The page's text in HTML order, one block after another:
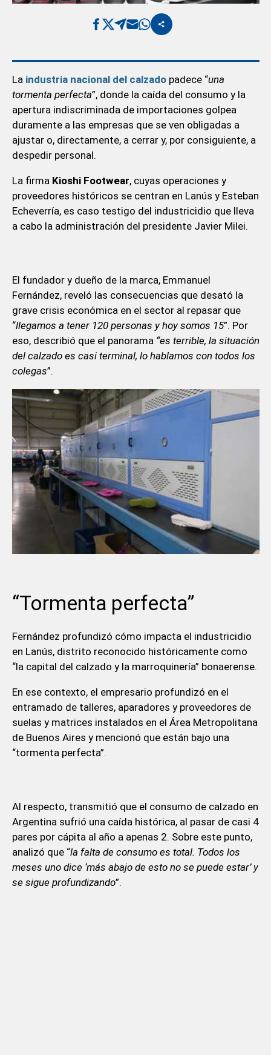
La industria nacional del calzadopadece “una
tormenta perfecta”, donde la caída del consumo y la
apertura indiscriminada de importaciones golpea
duramente a las empresas que se ven obligadas a
ajustar o, directamente, a cerrar y, por consiguiente, a
despedir personal.
La firma Kioshi Footwear, cuyas operaciones y
proveedores históricos se centran en Lanús y Esteban
Echeverría, es caso testigo del industricidio que lleva
a cabo la administración del presidente Javier Milei.
El fundador y dueño de la marca, Emmanuel
Fernández, reveló las consecuencias que desató la
grave crisis económica en el sector al repasar que
“llegamos a tener 120 personas y hoy somos 15”. Por
eso, describió que el panorama “es terrible, la situación
del calzado es casi terminal, lo hablamos con todos los
colegas”.
“Tormenta perfecta”
Fernández profundizó cómo impacta el industricidio
en Lanús, distrito reconocido históricamente como
“la capital del calzado y la marroquinería” bonaerense.
En ese contexto, el empresario profundizó en el
entramado de talleres, aparadores y proveedores de
suelas y matrices instalados en el Área Metropolitana
de Buenos Aires y mencionó que están bajo una
“tormenta perfecta”.
Al respecto, transmitió que el consumo de calzado en
Argentina sufrió una caída histórica, al pasar de casi 4
pares por cápita al año a apenas 2. Sobre este punto,
analizó que “la falta de consumo es total. Todos los
meses uno dice ‘más abajo de esto no se puede estar’ y
se sigue profundizando”.